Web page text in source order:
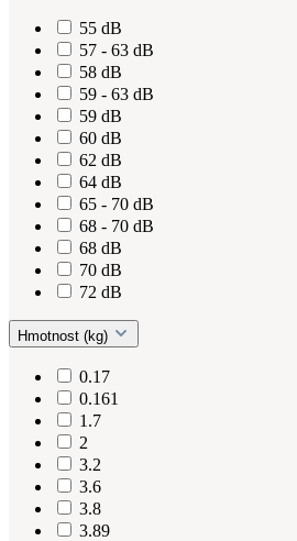
55 dB
57 - 63 dB
58 dB
59 - 63 dB
59 dB
60 dB
62 dB
64 dB
65 - 70 dB
68 - 70 dB
68 dB
70 dB
72 dB
Hmotnost (kg)
0.17
0.161
1.7
2
3.2
3.6
3.8
3.89